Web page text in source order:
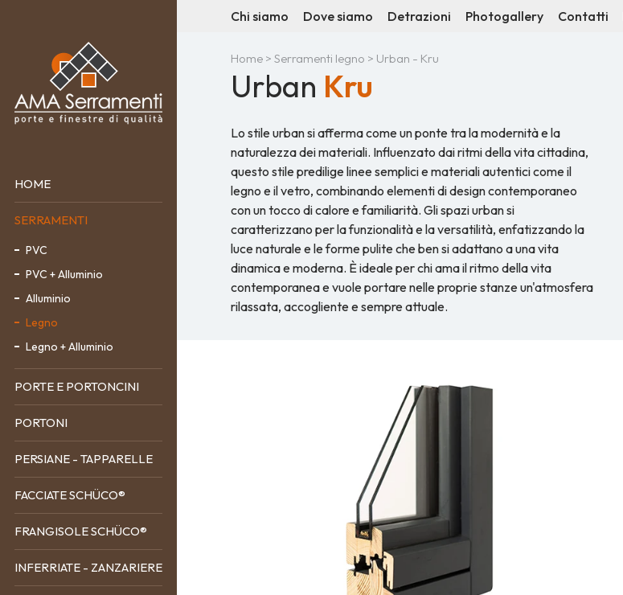
HOME
SERRAMENTI
PVC
PVC + Alluminio
Alluminio
Legno
Legno + Alluminio
PORTE E PORTONCINI
PORTONI
PERSIANE - TAPPARELLE
FACCIATE SCHÜCO®
FRANGISOLE SCHÜCO®
INFERRIATE - ZANZARIERE
Chi siamo Dove siamo Detrazioni Photogallery Contatti
Home >Serramenti legno > Urban - Kru
Urban Kru
Lo stile urban si afferma come un ponte tra la modernità e la
naturalezza dei materiali. Influenzato dai ritmi della vita cittadina,
questo stile predilige linee semplici e materiali autentici come il
legno e il vetro, combinando elementi di design contemporaneo
con un tocco di calore e familiarità. Gli spazi urban si
caratterizzano per la funzionalità e la versatilità, enfatizzando la
luce naturale e le forme pulite che ben si adattano a una vita
dinamica e moderna. È ideale per chi ama il ritmo della vita
contemporanea e vuole portare nelle proprie stanze un'atmosfera
rilassata, accogliente e sempre attuale.